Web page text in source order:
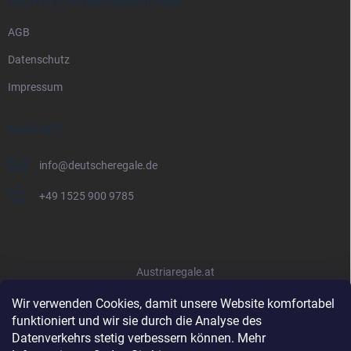
Wir verwenden Cookies, damit unsere Website komfortabel
funktioniert und wir sie durch die Analyse des
Datenverkehrs stetig verbessern können. Mehr
AGB
Datenschutz
Impressum
KONTAKT
info@deutscheregale.de
+49 1525 900 9785
Austriaregale.at